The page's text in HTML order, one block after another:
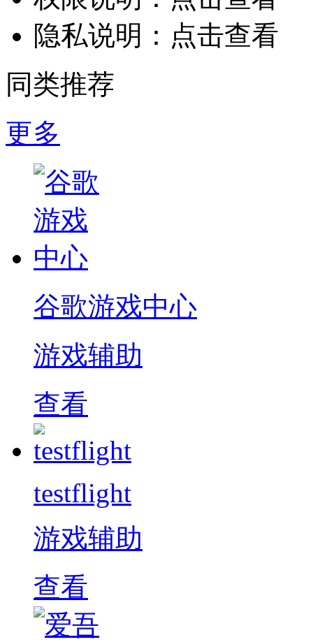
隐私说明： 点击查看
同类推荐
更多
谷歌游戏中心
游戏辅助
查看
testflight
游戏辅助
查看